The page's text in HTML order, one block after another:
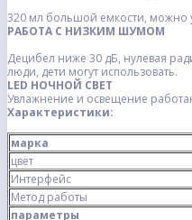
320 мл большой емкости, можно
РАБОТА С НИЗКИМ ШУМОМ
Децибел ниже 30 дБ, нулевая
люди, дети могут использовать.
LED НОЧНОЙ СВЕТ
Увлажнение и освещение
Характеристики:
марка
цвет
Интерфейс
Метод работы
параметры